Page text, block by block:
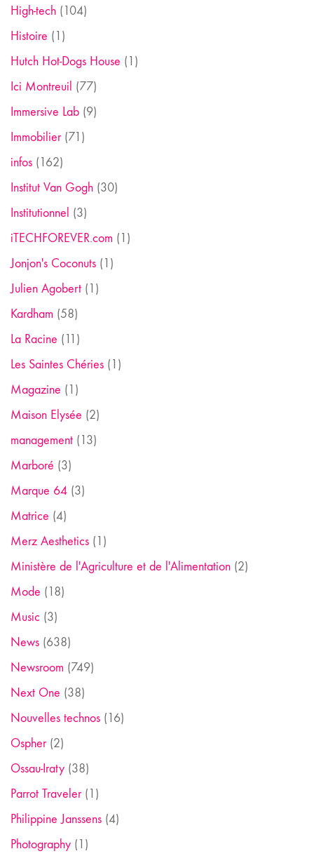
High-tech (104)
Histoire (1)
Hutch Hot-Dogs House (1)
Ici Montreuil (77)
Immersive Lab (9)
Immobilier(71)
infos (162)
Institut Van Gogh (30)
Institutionnel (3)
iTECHFOREVER.com (1)
Jonjon's Coconuts (1)
Julien Agobert (1)
Kardham (58)
La Racine (11)
Les Saintes Chéries (1)
Magazine (1)
Maison Elysée (2)
management (13)
Marboré (3)
Marque 64 (3)
Matrice (4)
Merz Aesthetics (1)
Ministère de l'Agriculture et de l'Alimentation (2)
Mode (18)
Music (3)
News (638)
Newsroom (749)
Next One (38)
Nouvelles technos (16)
Ospher(2)
Ossau-Iraty (38)
Parrot Traveler(1)
Philippine Janssens (4)
Photography (1)